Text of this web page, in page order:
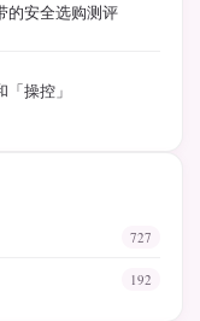
的安全选购测评
操控」
727
192